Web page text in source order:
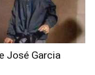
José Garcia